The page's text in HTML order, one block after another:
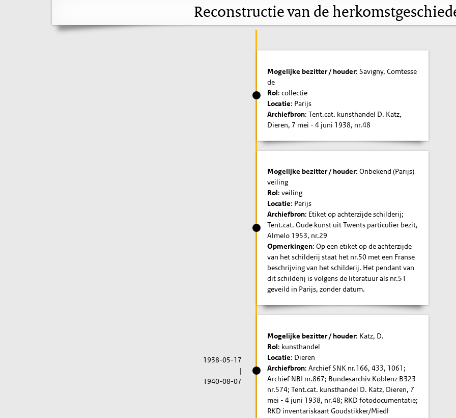
Reconstructie van de
Mogelijke bezitter / houder: Savigny, Comtesse
de
Rol: collectie
Locatie: Parijs
Archiefbron: Tent.cat. kunsthandel D. Katz,
Dieren, 7 mei - 4 juni 1938, nr.48
Mogelijke bezitter / houder: Onbekend (Parijs)
veiling
Rol: veiling
Locatie: Parijs
Archiefbron: Etiket op achterzijde schilderij;
Tent.cat. Oude kunst uit Twents particulier bezit,
Almelo 1953, nr.29
Opmerkingen: Op een etiket op de achterzijde
van het schilderij staat het nr.50 met een Franse
beschrijving van het schilderij. Het pendant van
dit schilderij is volgens de literatuur als nr.51
geveild in Parijs, zonder datum.
1938-05-17
|
1940-08-07
Mogelijke bezitter / houder: Katz, D.
Rol: kunsthandel
Locatie: Dieren
Archiefbron: Archief SNK nr.166, 433, 1061;
Archief NBI nr.867; Bundesarchiv Koblenz B323
nr.574; Tent.cat. kunsthandel D. Katz, Dieren, 7
mei - 4 juni 1938, nr.48; RKD fotodocumentatie;
RKD inventariskaart Goudstikker/Miedl